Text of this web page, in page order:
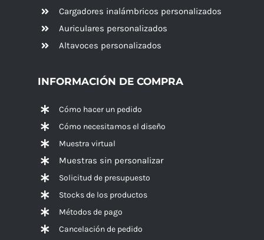
Cargadores inalámbricos personalizados
Auriculares personalizados
Altavoces personalizados
INFORMACIÓN DE COMPRA
Cómo hacer un pedido
Cómo necesitamos el diseño
Muestra virtual
Muestras sin personalizar
Solicitud de presupuesto
Stocks de los productos
Métodos de pago
Cancelación de pedido